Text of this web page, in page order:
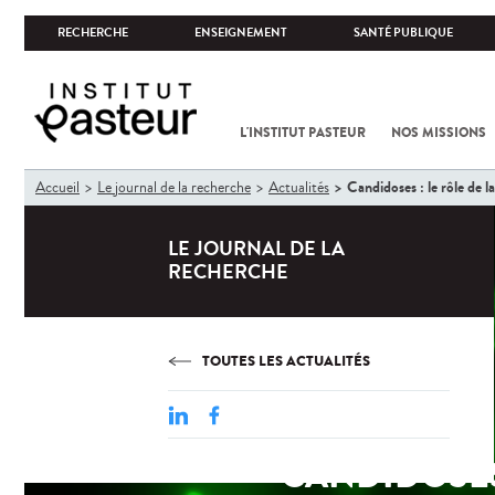
RECHERCHE ENSEIGNEMENT SANTÉ PUBLIQUE
L'INSTITUT PASTEUR NOS MISSIONS
Vous
êtes
Accueil Le journal de la recherche Actualités Candidoses : le rôle de
LE JOURNAL DE LA
RECHERCHE
TOUTES LES ACTUALITÉS